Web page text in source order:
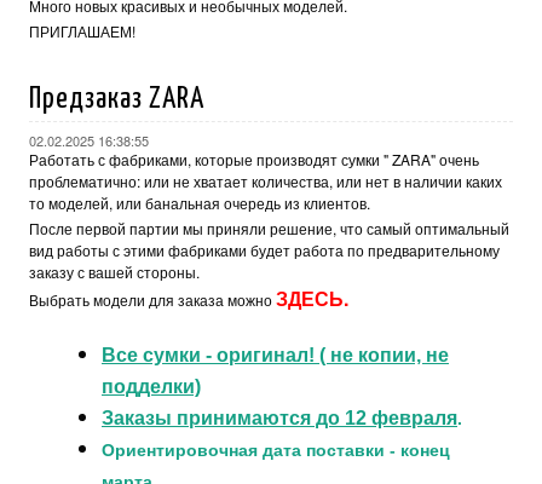
Много новых красивых и необычных моделей.
ПРИГЛАШАЕМ!
Предзаказ ZARA
02.02.2025 16:38:55
Работать с фабриками, которые производят сумки " ZARA" очень
проблематично: или не хватает количества, или нет в наличии каких
то моделей, или банальная очередь из клиентов.
После первой партии мы приняли решение, что самый оптимальный
вид работы с этими фабриками будет работа по предварительному
заказу с вашей стороны.
Выбрать модели для заказа можноЗДЕСЬ.
Все сумки - оригинал! ( не копии, не
подделки)
Заказы принимаются до 12 февраля.
Ориентировочная дата поставки - конец